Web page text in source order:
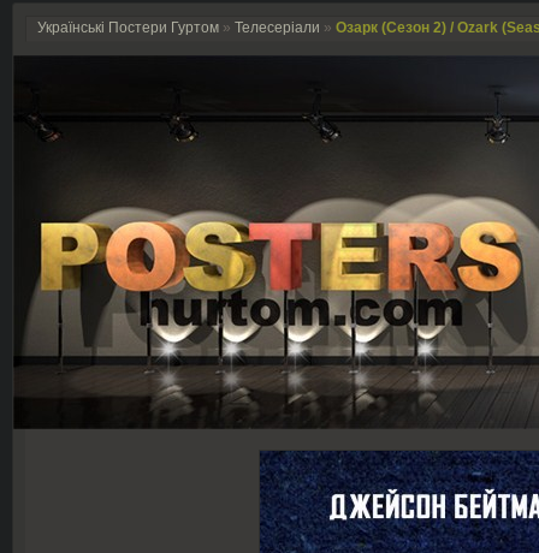
Українські Постери Гуртом » Телесеріали » Озарк (Сезон 2) / Ozark